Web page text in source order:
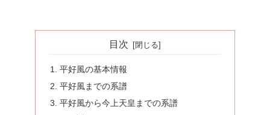
目次
平好風の基本情報
平好風までの系譜
平好風から今上天皇までの系譜